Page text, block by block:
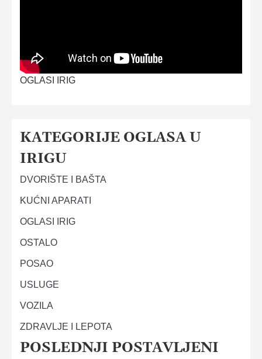
OGLASI IRIG
KATEGORIJE OGLASA U
IRIGU
DVORIŠTE I BAŠTA
KUĆNI APARATI
OGLASI IRIG
OSTALO
POSAO
USLUGE
VOZILA
ZDRAVLJE I LEPOTA
POSLEDNJI POSTAVLJENI